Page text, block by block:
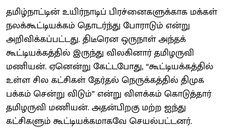
தமிழ்நாட்டின் உயிர்நாடிப் பிரச்னைகளுக்காக மக்கள்
நலக்கூட்டியக்கம் தொடர்ந்து போராடும் என்று
அறிவிக்கப்பட்டது. திடீரென ஒருநாள் அந்தக்
கூட்டியக்கத்தில் இருந்து விலகினார் தமிழருவி
மணியன். ஏனென்று கேட்டபோது, “கூட்டியக்கத்தில்
உள்ள சில கட்சிகள் தேர்தல் நெருக்கத்தில் திமுக
பக்கம் சென்று விடும்” என்று விளக்கம் கொடுத்தார்
தமிழருவி மணியன். அதன்பிறகு மற்ற ஐந்து
கட்சிகளும் கூட்டியக்கமாகவே செயல்பட்டனர்.